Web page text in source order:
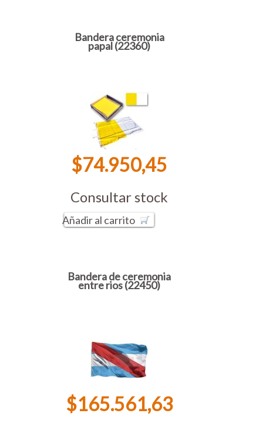
Bandera ceremonia
papal (22360)
$74.950,45
Consultar stock
Añadir al carrito
Bandera de ceremonia
entre rios (22450)
$165.561,63